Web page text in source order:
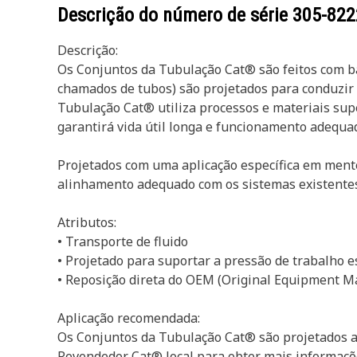
Descrição do número de série 305-
Descrição:
Os Conjuntos da Tubulação Cat® são feitos com
chamados de tubos) são projetados para
Tubulação Cat® utiliza processos e materiais
garantirá vida útil longa e funcionamento
Projetados com uma aplicação específica em
alinhamento adequado com os sistemas
Atributos:
• Transporte de fluido
• Projetado para suportar a pressão de trabalho
• Reposição direta do OEM (Original Equipment
Aplicação recomendada:
Os Conjuntos da Tubulação Cat® são projetados